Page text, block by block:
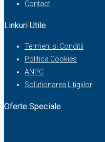
Contact
Linkuri Utile
Termeni si Conditii
Politica Cookies
ANPC
Solutionarea Litigiilor
Oferte Speciale